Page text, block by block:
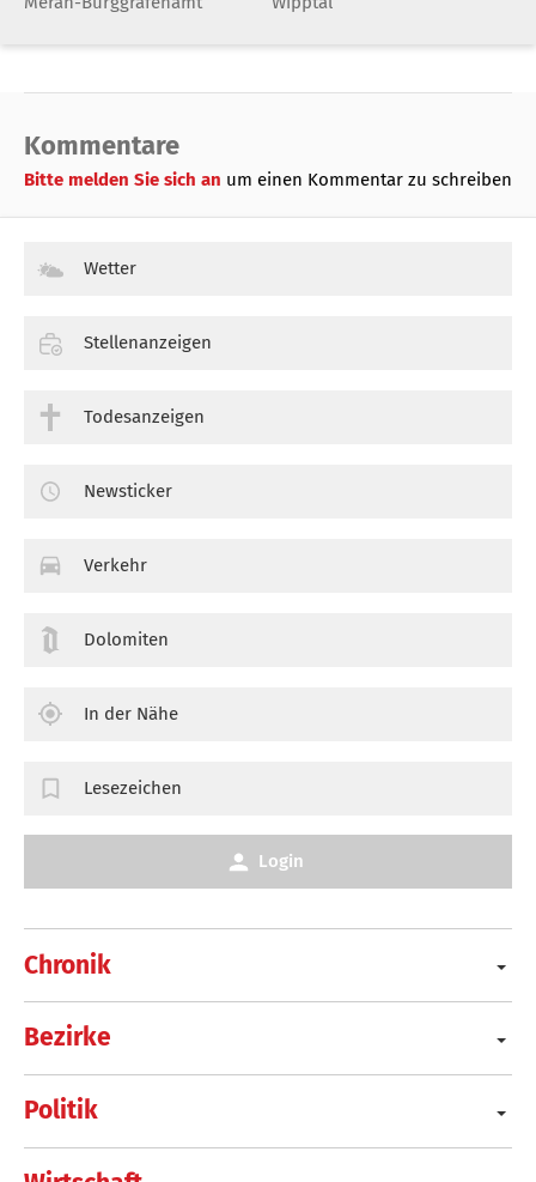
Kommentare
Bitte melden Sie sich an um einen Kommentar zu schreiben
Chronik
Bezirke
Politik
Wetter
Stellenanzeigen
Todesanzeigen
Newsticker
Verkehr
Dolomiten
In der Nähe
Lesezeichen
Login